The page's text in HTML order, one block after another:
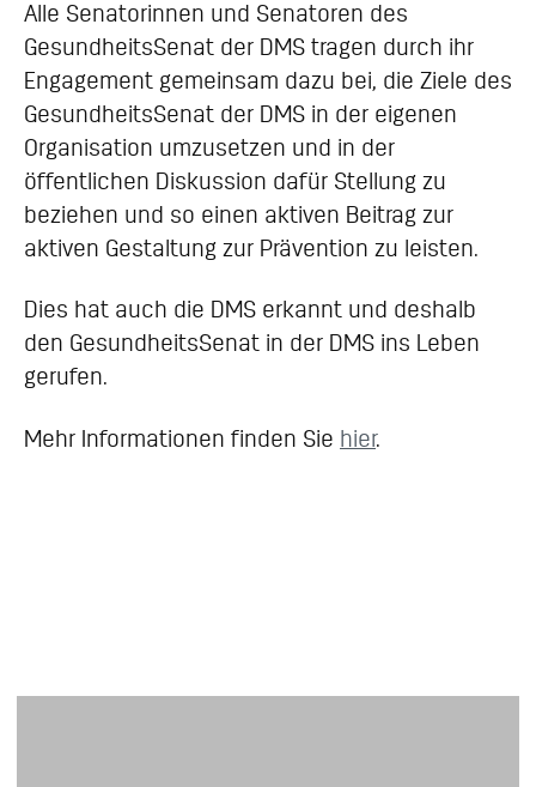
Alle Senatorinnen und Senatoren des
GesundheitsSenat der DMS tragen durch ihr
Engagement gemeinsam dazu bei, die Ziele des
GesundheitsSenat der DMS in der eigenen
Organisation umzusetzen und in der
öffentlichen Diskussion dafür Stellung zu
beziehen und so einen aktiven Beitrag zur
aktiven Gestaltung zur Prävention zu leisten.
Dies hat auch die DMS erkannt und deshalb
den GesundheitsSenat in der DMS ins Leben
gerufen.
Mehr Informationen finden Sie hier.